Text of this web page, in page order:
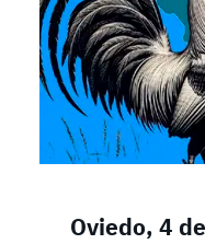
Oviedo, 4